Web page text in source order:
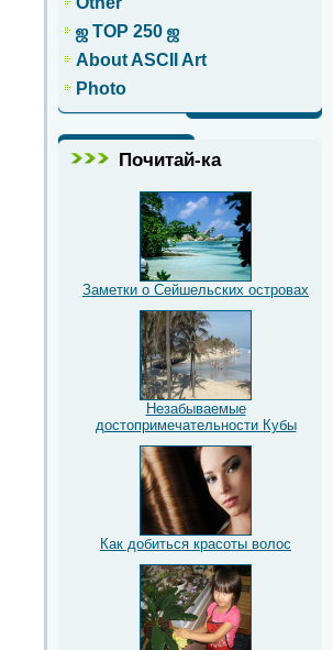
ஜ TOP 250 ஜ
About ASCII Art
Photo
Почитай-ка
Заметки о Сейшельских островах
Незабываемые
достопримечательности Кубы
Как добиться красоты волос